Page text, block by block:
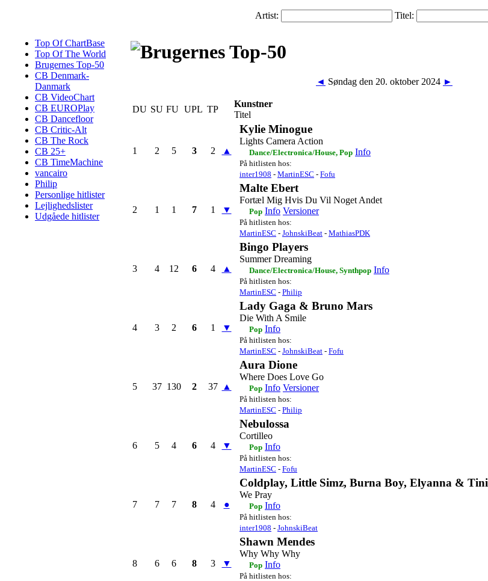
Artist: Titel:
Top Of ChartBase
Top Of The World
Brugernes Top-50
CB Denmark-
Danmark
CB VideoChart
CB EUROPlay
CB Dancefloor
CB Critic-Alt
CB The Rock
CB 25+
CB TimeMachine
vancairo
Philip
Personlige hitlister
Lejlighedslister
Udgåede hitlister
◄ Søndag den 20. oktober 2024 ►
DU SU FU UPL TP
Kunstner
Titel
1 2 5 3 2 ▲
Kylie Minogue
Lights Camera Action
Dance/Electronica/House, Pop Info
På hitlisten hos:
inter1908 - MartinESC - Fofu
2 1 1 7 1 ▼
Malte Ebert
Fortæl Mig Hvis Du Vil Noget Andet
Pop Info Versioner
På hitlisten hos:
MartinESC - JohnskiBeat - MathiasPDK
3 4 12 6 4 ▲
Bingo Players
Summer Dreaming
Dance/Electronica/House, Synthpop Info
På hitlisten hos:
MartinESC - Philip
4 3 2 6 1 ▼
Lady Gaga & Bruno Mars
Die With A Smile
Pop Info
På hitlisten hos:
MartinESC - JohnskiBeat - Fofu
5 37 130 2 37 ▲
Aura Dione
Where Does Love Go
Pop Info Versioner
På hitlisten hos:
MartinESC - Philip
6 5 4 6 4 ▼
Nebulossa
Cortilleo
Pop Info
På hitlisten hos:
MartinESC - Fofu
7 7 7 8 4 ●
Coldplay, Little Simz, Burna Boy, Elyanna & Tini
We Pray
Pop Info
På hitlisten hos:
inter1908 - JohnskiBeat
8 6 6 8 3 ▼
Shawn Mendes
Why Why Why
Pop Info
På hitlisten hos: